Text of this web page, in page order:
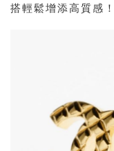
搭輕鬆增添高質感！